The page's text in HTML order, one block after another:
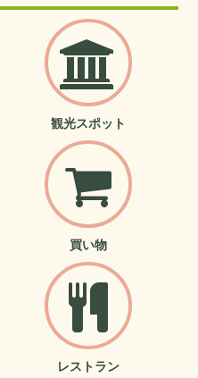
観光スポット
買い物
レストラン